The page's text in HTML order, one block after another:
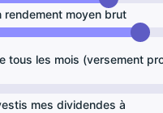
rendement moyen brut
tous les mois (versement
mes dividendes à